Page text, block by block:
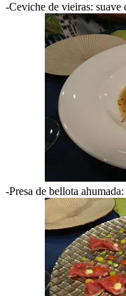
-Ceviche de vieiras: suave
-Presa de bellota